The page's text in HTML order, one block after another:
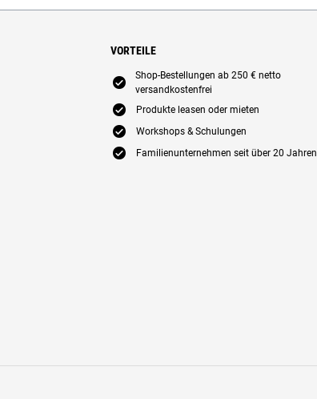
VORTEILE
E
Shop-Bestellungen ab 250 € netto
versandkostenfrei
E Produkte leasen oder mieten
E Workshops & Schulungen
E Familienunternehmen seit über 20 Jahren